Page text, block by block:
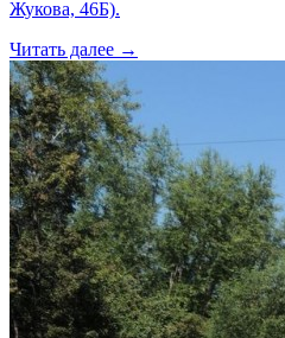
Жукова, 46Б).
Читать далее →